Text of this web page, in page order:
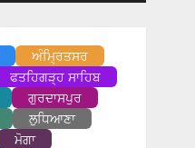
ਅੰਮ੍ਰਿਤਸਰ
ਫਤਹਿਗੜ੍ਹ ਸਾਹਿਬ
ਗੁਰਦਾਸਪੁਰ
ਲੁਧਿਆਣਾ
ਮੋਗਾ